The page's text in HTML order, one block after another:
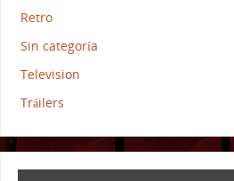
Retro
Sin categoría
Television
Tráilers